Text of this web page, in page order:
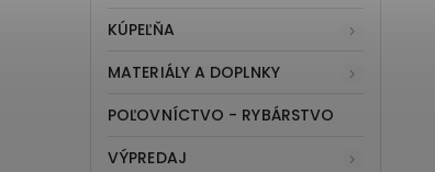
KÚPEĽŇA
MATERIÁLY A DOPLNKY
POĽOVNÍCTVO - RYBÁRSTVO
VÝPREDAJ